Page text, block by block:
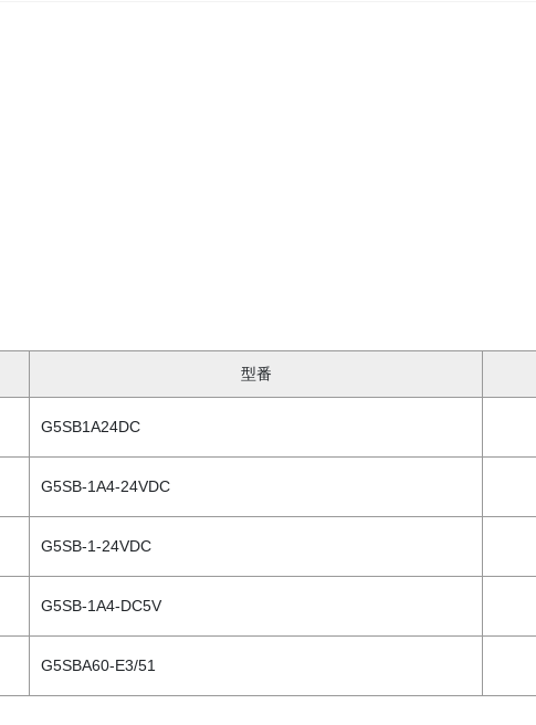
型番
G5SB1A24DC
G5SB-1A4-24VDC
G5SB-1-24VDC
G5SB-1A4-DC5V
G5SBA60-E3/51